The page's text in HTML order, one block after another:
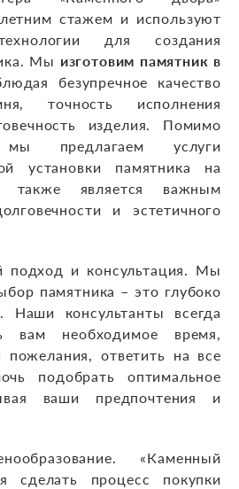
стажем и используют
для создания
Мы изготовим памятник в
безупречное качество
точность исполнения
изделия. Помимо
мы предлагаем услуги
установки памятника на
также является важным
и эстетичного
подход и консультация. Мы
памятника – это глубоко
Наши консультанты всегда
вам необходимое время,
ответить на все
подобрать оптимальное
ваши предпочтения и
«Каменный
сделать процесс покупки